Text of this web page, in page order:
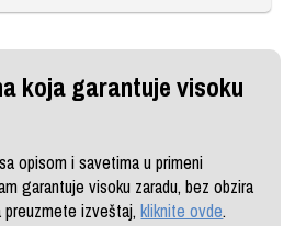
koja garantuje visoku
opisom i savetima u primeni
garantuje visoku zaradu, bez obzira
preuzmete izveštaj,kliknite ovde.